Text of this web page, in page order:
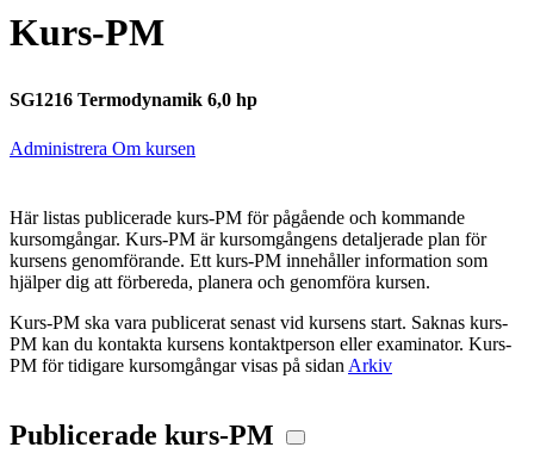
Kurs-PM
SG1216 Termodynamik 6,0 hp
Administrera Om kursen
Här listas publicerade kurs-PM för pågående och kommande
kursomgångar. Kurs-PM är kursomgångens detaljerade plan för
kursens genomförande. Ett kurs-PM innehåller information som
hjälper dig att förbereda, planera och genomföra kursen.
Kurs-PM ska vara publicerat senast vid kursens start. Saknas kurs-
PM kan du kontakta kursens kontaktperson eller examinator. Kurs-
PM för tidigare kursomgångar visas på sidan Arkiv
Publicerade kurs-PM